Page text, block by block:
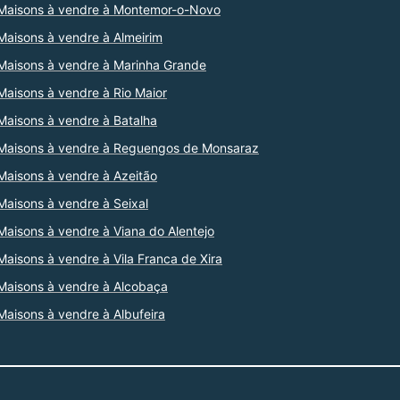
à vendre à Montemor-o-Novo
à vendre à Almeirim
à vendre à Marinha Grande
à vendre à Rio Maior
à vendre à Batalha
à vendre à Reguengos de Monsaraz
à vendre à Azeitão
à vendre à Seixal
à vendre à Viana do Alentejo
à vendre à Vila Franca de Xira
à vendre à Alcobaça
à vendre à Albufeira